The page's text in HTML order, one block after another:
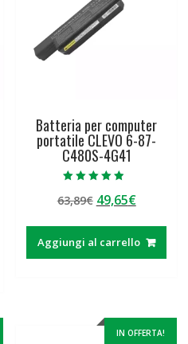
Batteria per computer
portatile CLEVO 6-87-
C480S-4G41
4.50
su 5
63,89€ Il
originale
era:
49,65€Il
attuale
è:
Aggiungi al carrello
IN OFFERTA!